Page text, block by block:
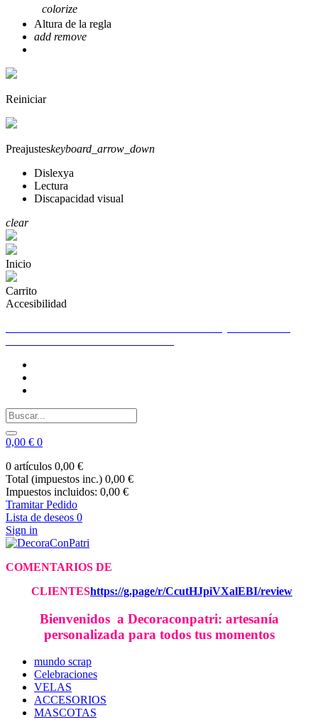
colorize
Altura de la regla
add remove
Reiniciar
Preajusteskeyboard_arrow_down
Dislexya
Lectura
Discapacidad visual
clear
Inicio
Carrito
Accesibilidad
0,00 € 0
0 artículos 0,00 €
Total (impuestos inc.) 0,00 €
Impuestos incluidos: 0,00 €
Tramitar Pedido
Lista de deseos 0
Sign in
COMENTARIOS DE
CLIENTEShttps://g.page/r/CcutHJpiVXalEBI/review
Bienvenidos a Decoraconpatri: artesanía
personalizada para todos tus momentos
mundo scrap
Celebraciones
VELAS
ACCESORIOS
MASCOTAS